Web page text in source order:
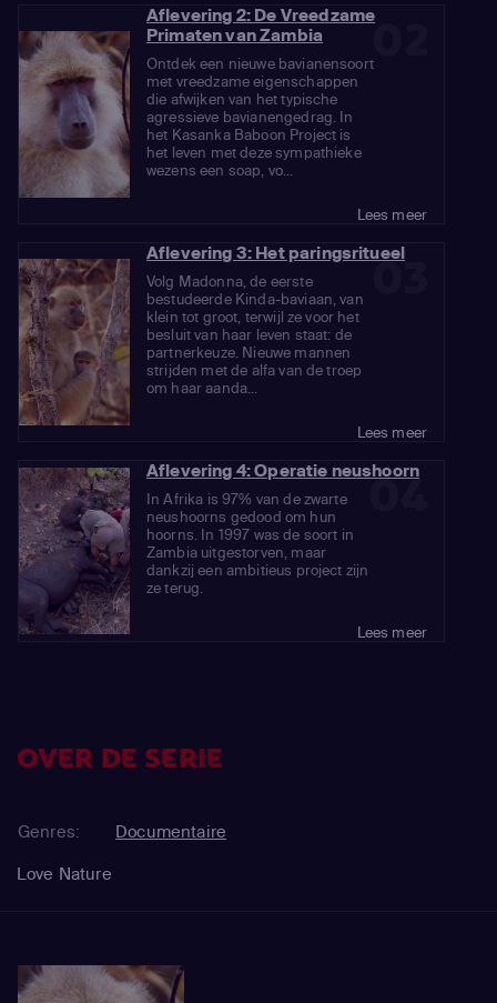
02
Aflevering 2: De Vreedzame
Primaten van Zambia
Ontdek een nieuwe bavianensoort
met vreedzame eigenschappen
die afwijken van het typische
agressieve bavianengedrag. In
het Kasanka Baboon Project is
het leven met deze sympathieke
wezens een soap, vo...
Lees meer
03
Aflevering 3: Het paringsritueel
Volg Madonna, de eerste
bestudeerde Kinda-baviaan, van
klein tot groot, terwijl ze voor het
besluit van haar leven staat: de
partnerkeuze. Nieuwe mannen
strijden met de alfa van de troep
om haar aanda...
Lees meer
04
Aflevering 4: Operatie neushoorn
In Afrika is 97% van de zwarte
neushoorns gedood om hun
hoorns. In 1997 was de soort in
Zambia uitgestorven, maar
dankzij een ambitieus project zijn
ze terug.
Lees meer
OVER DE SERIE
Genres:
Documentaire
Love Nature